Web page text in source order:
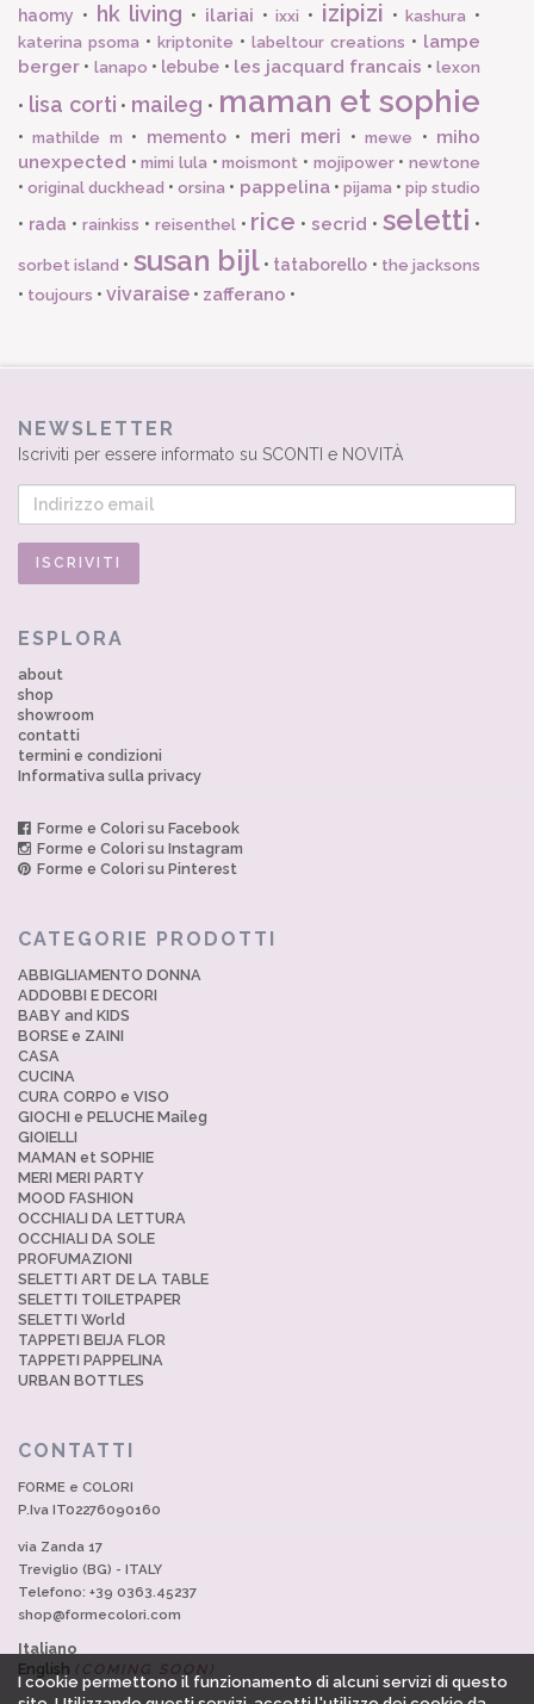
haomy • hk living • ilariai •ixxi • izipizi •kashura •
katerina psoma • kriptonite • labeltour creations • lampe
berger • lanapo • lebube • les jacquard francais •lexon
• lisa corti • maileg • maman et sophie
•mathilde m • memento• meri meri •mewe • miho
unexpected •mimi lula •moismont • mojipower•newtone
•original duckhead •orsina • pappelina• pijama • pip studio
• rada • rainkiss • reisenthel• rice •secrid •seletti •
sorbet island • susan bijl• tataborello • the jacksons
• toujours • vivaraise • zafferano •
NEWSLETTER
Iscriviti per essere informato su SCONTI e NOVITÀ
ESPLORA
about
shop
showroom
contatti
termini e condizioni
Informativa sulla privacy
Forme e Colori su Facebook
Forme e Colori su Instagram
Forme e Colori su Pinterest
CATEGORIE PRODOTTI
ABBIGLIAMENTO DONNA
ADDOBBI E DECORI
BABY and KIDS
BORSE e ZAINI
CASA
CUCINA
CURA CORPO e VISO
GIOCHI e PELUCHE Maileg
GIOIELLI
MAMAN et SOPHIE
MERI MERI PARTY
MOOD FASHION
OCCHIALI DA LETTURA
OCCHIALI DA SOLE
PROFUMAZIONI
SELETTI ART DE LA TABLE
SELETTI TOILETPAPER
SELETTI World
TAPPETI BEIJA FLOR
TAPPETI PAPPELINA
URBAN BOTTLES
CONTATTI
FORME e COLORI
P.Iva IT02276090160
via Zanda 17
Treviglio (BG) - ITALY
Telefono: +39 0363.45237
shop@formecolori.com
Italiano
English (COMING SOON)
I cookie permettono il funzionamento di alcuni servizi di questo